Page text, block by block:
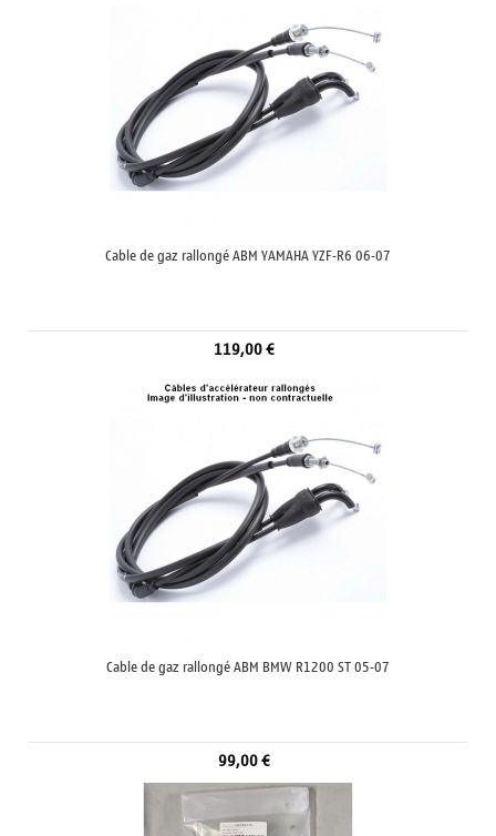
Cable de gaz rallongé ABM YAMAHA YZF-R6 06-07
119,00 €
Cable de gaz rallongé ABM BMW R1200 ST 05-07
99,00 €